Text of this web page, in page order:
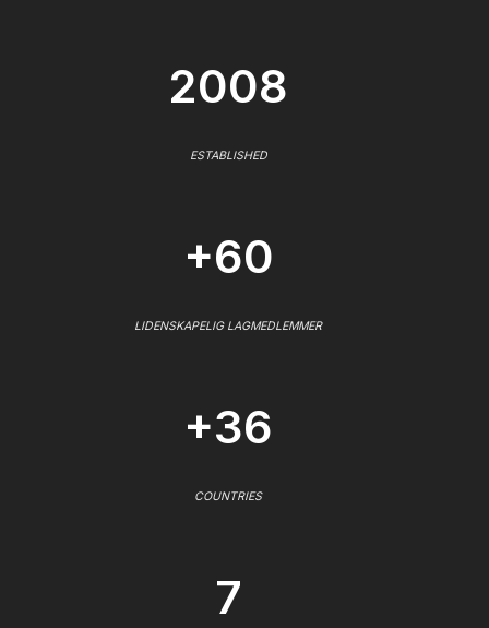
2008
ESTABLISHED
+60
LIDENSKAPELIG LAGMEDLEMMER
+36
COUNTRIES
7